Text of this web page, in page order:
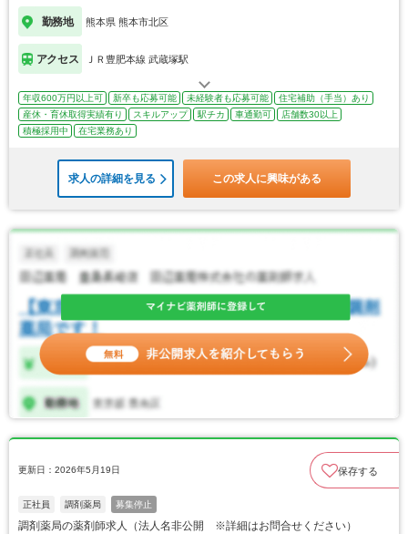
勤務地 熊本県 熊本市北区
アクセス ＪＲ豊肥本線 武蔵塚駅
年収600万円以上可 新卒も応募可能 未経験者も応募可能
住宅補助（手当）あり
産休・育休取得実績有り
スキルアップ 駅チカ 車通勤可
店舗数30以上
積極採用中
在宅業務あり
求人の詳細を見る この求人に興味がある
更新日：2026年5月19日 保存する
正社員 調剤薬局 募集停止
調剤薬局の薬剤師求人（法人名非公開 ※詳細はお問合せください）